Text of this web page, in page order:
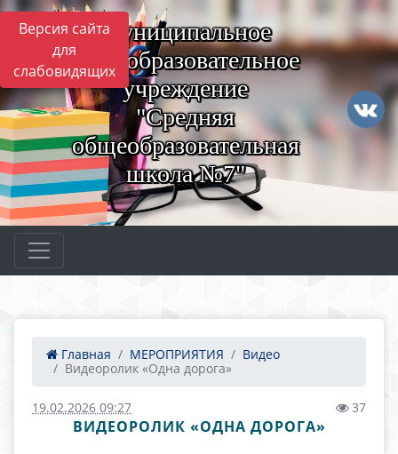
Версия сайта
для
слабовидящих
Муниципальное
общеобразовательное
учреждение
"Средняя
общеобразовательная
школа №7"
Главная МЕРОПРИЯТИЯ
Видео
Видеоролик «Одна дорога»
19.02.2026 09:27 37
ВИДЕОРОЛИК «ОДНА ДОРОГА»